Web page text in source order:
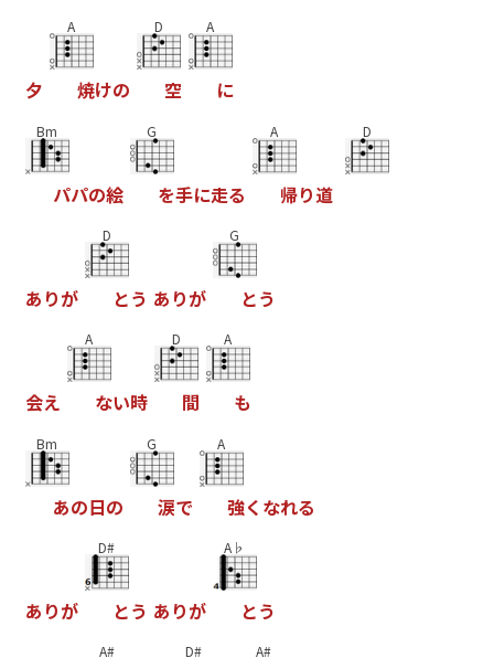
夕
A
焼けの
D
空
A
に
Bm
パパの絵
G
を手に走る
A
帰り道
D
あ りが
D
とう あ りが
G
とう
会え
A
ない時
D
間
A
も
Bm
あの日の
G
涙で
A
強く なれる
あ りが
D#
とう あ りが
A♭
とう
A# D# A#